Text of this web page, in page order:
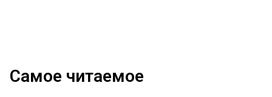
Самое читаемое